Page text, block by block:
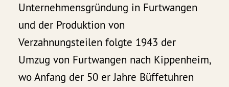
Unternehmensgründung in Furtwangen
und der Produktion von
Verzahnungsteilen folgte 1943 der
Umzug von Furtwangen nach Kippenheim,
wo Anfang der 50 er Jahre Büffetuhren